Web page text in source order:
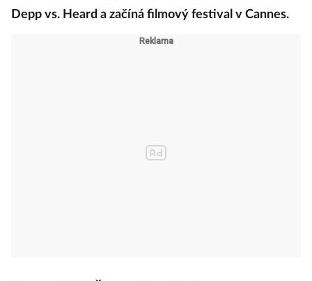
Depp vs. Heard a začíná filmový festival v Cannes.